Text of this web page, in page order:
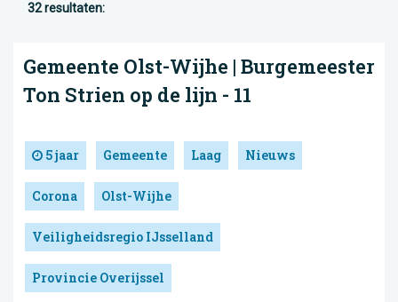
32 resultaten:
Gemeente Olst-Wijhe | Burgemeester
Ton Strien op de lijn - 11
5 jaar Gemeente Laag Nieuws
Corona Olst-Wijhe
Veiligheidsregio IJsselland
Provincie Overijssel